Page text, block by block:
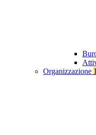
Organizzazione